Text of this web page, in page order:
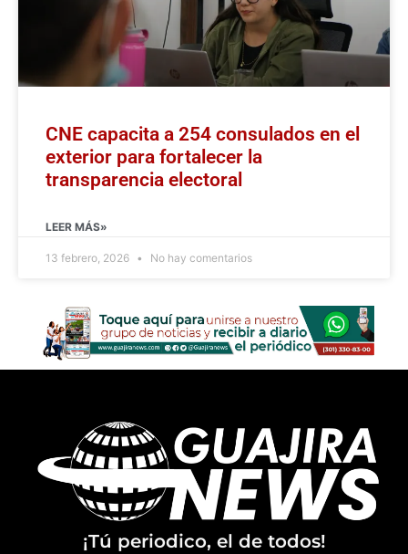
CNE capacita a 254 consulados en el
exterior para fortalecer la
transparencia electoral
LEER MÁS»
13 febrero, 2026 No hay comentarios
¡Tú periodico, el de todos!